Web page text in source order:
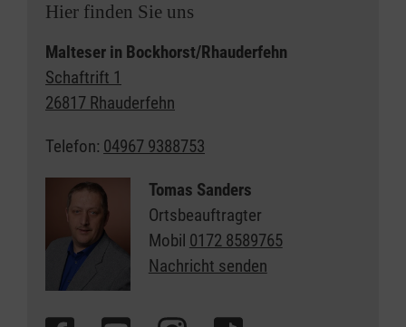
Hier finden Sie uns
Malteser in Bockhorst/Rhauderfehn
Schaftrift 1
26817 Rhauderfehn
Telefon: 04967 9388753
Tomas Sanders
Ortsbeauftragter
Mobil 0172 8589765
Nachricht senden